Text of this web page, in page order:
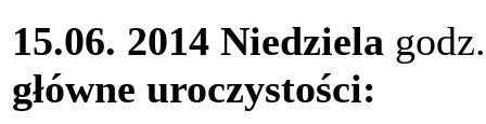
15.06. 2014 Niedziela
główne uroczystości: